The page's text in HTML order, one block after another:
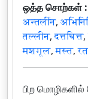
ஒத்த சொற்கள் :
अन्तर्लीन,
तल्लीन,दत्तचित्त,
मशगूल,मस्त,रत
பிற மொழிகளில்